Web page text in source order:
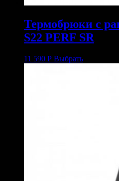
Термобрюки с
S22 PERF SR
11 590 Р Выбрать